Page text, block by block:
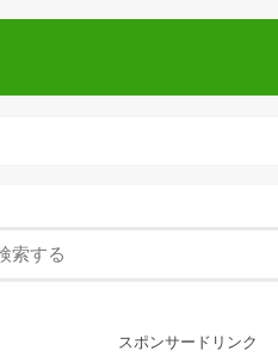
スポンサードリンク